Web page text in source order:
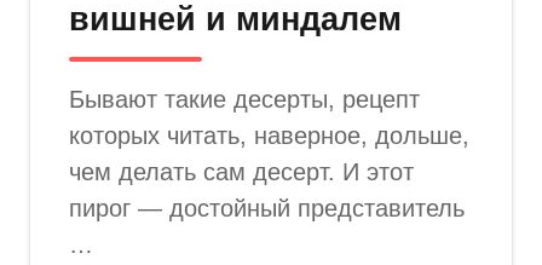
вишней и миндалем
Бывают такие десерты, рецепт
которых читать, наверное, дольше,
чем делать сам десерт. И этот
пирог — достойный представитель
…